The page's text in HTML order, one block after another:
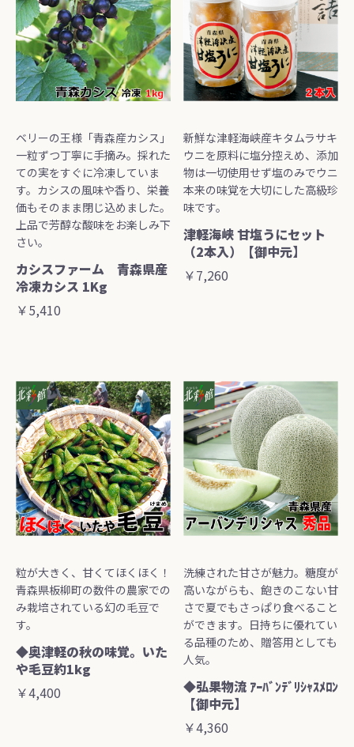
ベリーの王様「青森産カシス」
一粒ずつ丁寧に手摘み。採れた
ての実をすぐに冷凍していま
す。カシスの風味や香り、栄養
価もそのまま閉じ込めました。
上品で芳醇な酸味をお楽しみ下
さい。
カシスファーム 青森県産
冷凍カシス 1Kg
￥5,410
新鮮な津軽海峡産キタムラサキ
ウニを原料に塩分控えめ、添加
物は一切使用せず塩のみでウニ
本来の味覚を大切にした高級珍
味です。
津軽海峡 甘塩うにセット
（2本入）【御中元】
￥7,260
粒が大きく、甘くてほくほく！
青森県板柳町の数件の農家での
み栽培されている幻の毛豆で
す。
◆奥津軽の秋の味覚。いた
や毛豆約1kg
￥4,400
洗練された甘さが魅力。糖度が
高いながらも、飽きのこない甘
さで夏でもさっぱり食べること
ができます。日持ちに優れてい
る品種のため、贈答用としても
人気。
◆弘果物流 ｱｰﾊﾞﾝﾃﾞﾘｼｬｽﾒﾛﾝ
【御中元】
￥4,360